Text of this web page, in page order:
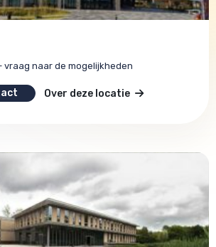
vraag naar de mogelijkheden
Over deze locatie